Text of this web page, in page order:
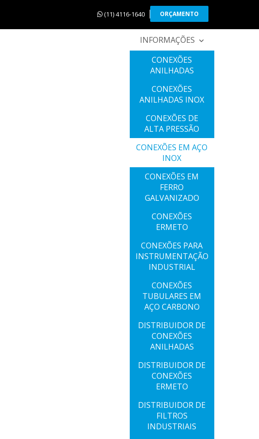
(11) 4116-1640 ORÇAMENTO
INFORMAÇÕES
CONEXÕES
ANILHADAS
CONEXÕES
ANILHADAS INOX
CONEXÕES DE
ALTA PRESSÃO
CONEXÕES EM AÇO
INOX
CONEXÕES EM
FERRO
GALVANIZADO
CONEXÕES
ERMETO
CONEXÕES PARA
INSTRUMENTAÇÃO
INDUSTRIAL
CONEXÕES
TUBULARES EM
AÇO CARBONO
DISTRIBUIDOR DE
CONEXÕES
ANILHADAS
DISTRIBUIDOR DE
CONEXÕES
ERMETO
DISTRIBUIDOR DE
FILTROS
INDUSTRIAIS